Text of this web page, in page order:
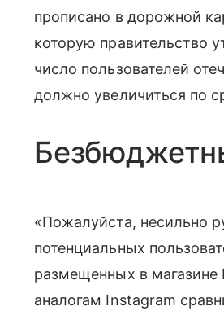
прописано в дорожной
которую правительство
число пользователей
должно увеличиться по
«Пожалуйста, несильно
потенциальных
размещенных в
аналогам Instagram